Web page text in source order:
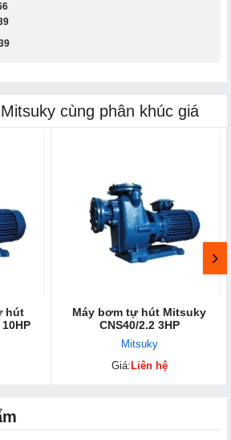
cùng phân khúc giá
hút
Máy bơm tự hút Mitsuky
CNS40/2.2 3HP
Mitsuky
Giá: Liên hệ